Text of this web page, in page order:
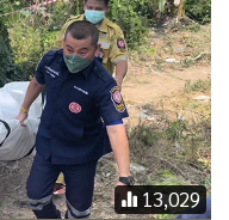
นส่วนข้อมูลค่อยติดตาม
ด้าวที่กระทำความผิด
ลงระบบข้อมูลขึ้นเป็น
ทศเพื่อเชื่อมโยงกับฝั่ง
13,029